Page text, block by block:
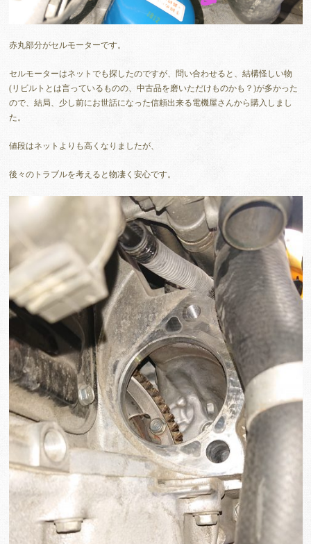
赤丸部分がセルモーターです。
セルモーターはネットでも探したのですが、問い合わせると、結構怪しい物
(リビルトとは言っているものの、中古品を磨いただけものかも？)が多かった
ので、結局、少し前にお世話になった信頼出来る電機屋さんから購入しまし
た。
値段はネットよりも高くなりましたが、
後々のトラブルを考えると物凄く安心です。